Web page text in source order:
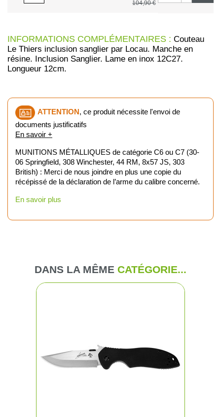
104,90 €
INFORMATIONS COMPLÉMENTAIRES : Couteau
Le Thiers inclusion sanglier par Locau. Manche en
résine. Inclusion Sanglier. Lame en inox 12C27.
Longueur 12cm.
ATTENTION, ce produit nécessite l'envoi de
documents justificatifs
En savoir +
MUNITIONS MÉTALLIQUES de catégorie C6 ou C7 (30-
06 Springfield, 308 Winchester, 44 RM, 8x57 JS, 303
British) : Merci de nous joindre en plus une copie du
récépissé de la déclaration de l’arme du calibre concerné.
En savoir plus
DANS LA MÊME CATÉGORIE...